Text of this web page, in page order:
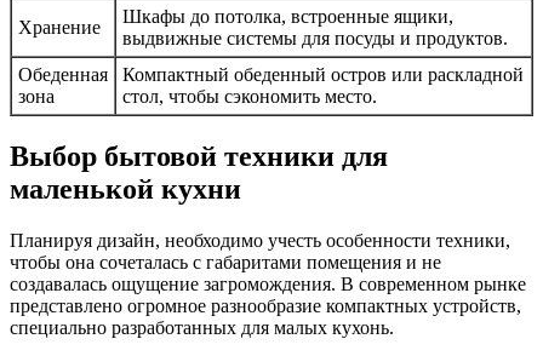
Хранение
Шкафы до потолка, встроенные ящики,
выдвижные системы для посуды и продуктов.
Обеденная
зона
Компактный обеденный остров или раскладной
стол, чтобы сэкономить место.
Выбор бытовой техники для
маленькой кухни
Планируя дизайн, необходимо учесть особенности техники,
чтобы она сочеталась с габаритами помещения и не
создавалась ощущение загромождения. В современном рынке
представлено огромное разнообразие компактных устройств,
специально разработанных для малых кухонь.